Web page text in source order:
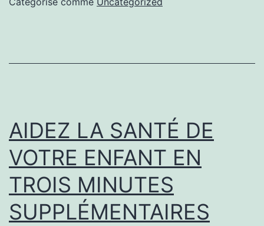
AIDEZ LA SANTÉ DE
VOTRE ENFANT EN
TROIS MINUTES
SUPPLÉMENTAIRES